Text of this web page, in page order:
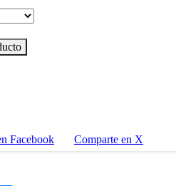
Facebook Comparte en X